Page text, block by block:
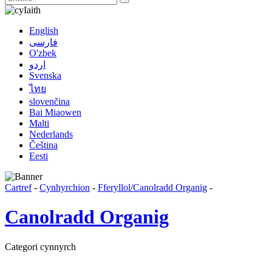
Iaith
English
فارسی
O'zbek
اردو
Svenska
ไทย
slovenčina
Bai Miaowen
Malti
Nederlands
Čeština
Eesti
Cartref- Cynhyrchion - Fferyllol/Canolradd Organig -
Canolradd Organig
Categori cynnyrch